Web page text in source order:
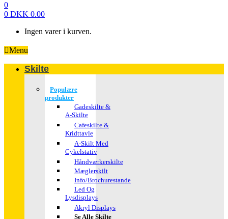
0
0 DKK 0.00
Ingen varer i kurven.
Menu
Skilte
Populære
produkter
Gadeskilte &
A-Skilte
Cafeskilte &
Kridttavle
A-Skilt Med
Cykelstativ
Håndværkerskilte
Mæglerskilt
Info/brochurestande
Led Og
Lysdisplays
Akryl Displays
Se Alle Skilte